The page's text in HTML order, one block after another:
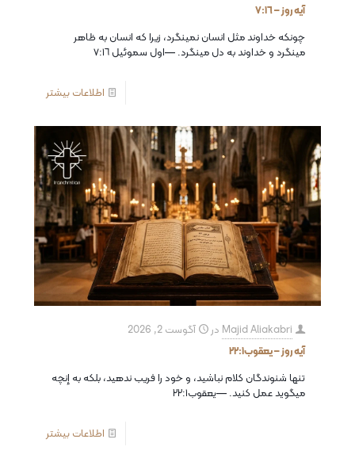
آیه روز – ٧:١٦
چونکه خداوند مثل انسان نمینگرد، زیرا که انسان به ظاهر
مینگرد و خداوند به دل مینگرد. —اول سموئيل ٧:١٦
اطلاعات بیشتر
Majid Aliakabri در
آگوست 2, 2026
آیه روز – يعقوب٢٢:١
تنها شنوندگان كلام نباشيد، و خود را فريب ندهيد، بلكه به إنچه
ميگويد عمل كنيد. —يعقوب٢٢:١
اطلاعات بیشتر